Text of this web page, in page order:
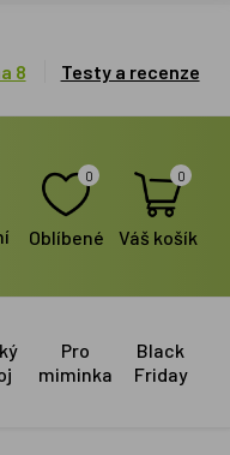
8 Testy a recenze
0
Oblíbené
0
Váš košík
Pro
miminka
Black
Friday